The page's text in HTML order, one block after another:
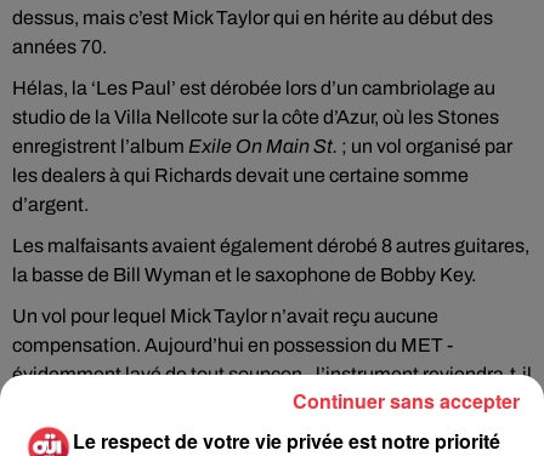
dessus, mais c’est Mick Taylor qui en hérite au début des
années 70.
Hélas, la ‘Les Paul’ est dérobée lors d’un cambriolage au
studio de la Villa Nellcote sur la côte d’Azur, où les Stones
enregistrent l’album Exile On Main St. ; un vol organisé par
les dealers à qui Richards devait une certaine somme
d’argent.
Les malfaisants avaient également dérobé 8 autres guitares,
la basse de Bill Wyman et le saxophone de Bobby Key.
Un vol pour lequel Mick Taylor n’avait reçu aucune
compensation. Aujourd’hui en possession du MET -
évidemment lavé de tout soupçon - l’instrument reviendra-t-il
entre les mains de son dernier propriétaire officiel ? Les paris
sont ouverts…Le respect de votre vie privée est notre priorité
Continuer sans accepter